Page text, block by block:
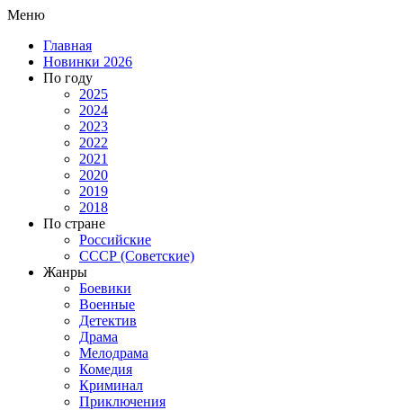
Меню
Главная
Новинки 2026
По году
2025
2024
2023
2022
2021
2020
2019
2018
По стране
Российские
СССР (Советские)
Жанры
Боевики
Военные
Детектив
Драма
Мелодрама
Комедия
Криминал
Приключения